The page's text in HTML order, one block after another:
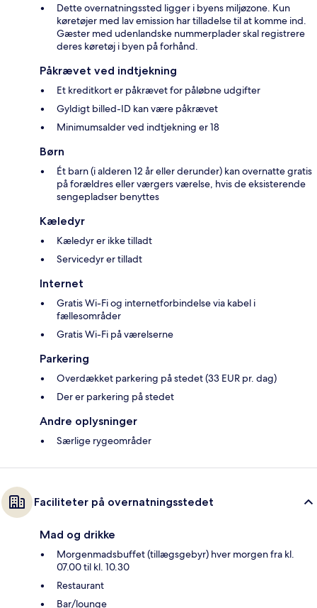
Dette overnatningssted ligger i byens miljøzone. Kun
køretøjer med lav emission har tilladelse til at komme ind.
Gæster med udenlandske nummerplader skal registrere
deres køretøj i byen på forhånd.
Påkrævet ved indtjekning
Et kreditkort er påkrævet for påløbne udgifter
Gyldigt billed-ID kan være påkrævet
Minimumsalder ved indtjekning er 18
Børn
Ét barn (i alderen 12 år eller derunder) kan overnatte gratis
på forældres eller værgers værelse, hvis de eksisterende
sengepladser benyttes
Kæledyr
Kæledyr er ikke tilladt
Servicedyr er tilladt
Internet
Gratis Wi-Fi og internetforbindelse via kabel i
fællesområder
Gratis Wi-Fi på værelserne
Parkering
Overdækket parkering på stedet (33 EUR pr. dag)
Der er parkering på stedet
Andre oplysninger
Særlige rygeområder
Faciliteter på overnatningsstedet
Mad og drikke
Morgenmadsbuffet (tillægsgebyr) hver morgen fra kl.
07.00 til kl. 10.30
Restaurant
Bar/lounge